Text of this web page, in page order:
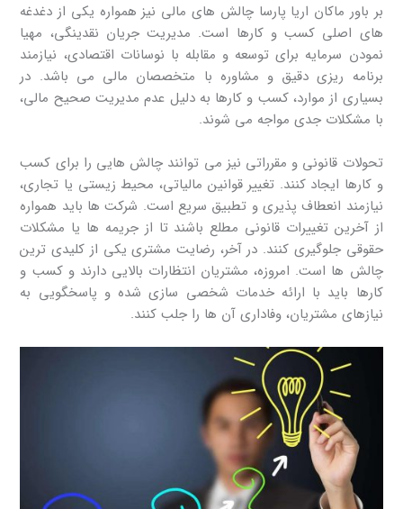
بر باور ماکان اریا پارسا چالش‌ های مالی نیز همواره یکی از دغدغه‌
های اصلی کسب ‌و کارها است. مدیریت جریان نقدینگی، مهیا
نمودن سرمایه برای توسعه و مقابله با نوسانات اقتصادی، نیازمند
برنامه‌ ریزی دقیق و مشاوره با متخصصان مالی می باشد. در
بسیاری از موارد، کسب ‌و کارها به دلیل عدم مدیریت صحیح مالی،
با مشکلات جدی مواجه می ‌شوند.
تحولات قانونی و مقرراتی نیز می ‌توانند چالش‌ هایی را برای کسب
‌و کارها ایجاد کنند. تغییر قوانین مالیاتی، محیط ‌زیستی یا تجاری،
نیازمند انعطاف ‌پذیری و تطبیق سریع است. شرکت ‌ها باید همواره
از آخرین تغییرات قانونی مطلع باشند تا از جریمه‌ ها یا مشکلات
حقوقی جلوگیری کنند. در آخر، رضایت مشتری یکی از کلیدی ‌ترین
چالش ‌ها است. امروزه، مشتریان انتظارات بالایی دارند و کسب‌ و
کارها باید با ارائه خدمات شخصی‌ سازی شده و پاسخگویی به
نیازهای مشتریان، وفاداری آن ‌ها را جلب کنند.